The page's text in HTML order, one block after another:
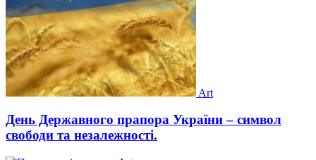
Art
День Державного прапора України – символ
свободи та незалежності.